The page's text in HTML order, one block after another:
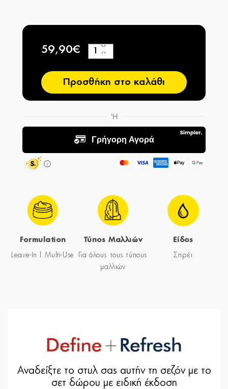
59,90€
−
+
Προσθήκη στο καλάθι
Formulation
Leave-In | Multi-Use
Τύπος Μαλλιών
Για όλους τους τύπους
μαλλιών
Είδος
Σπρέι
Αναδείξτε το στυλ σας αυτήν τη σεζόν με το
σετ δώρου με ειδική έκδοση